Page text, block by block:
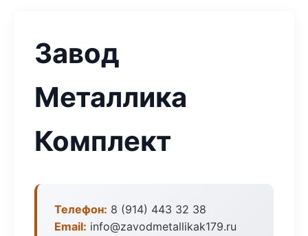
Завод
Металлика
Комплект
Телефон: 8 (914) 443 32 38
Email: info@zavodmetallikak179.ru